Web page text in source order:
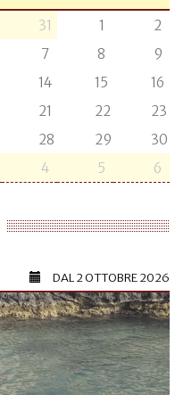
31 1
2
7 8
9
14 15
16
21 22
23
28 29
30
4 5 6
DAL2 OTTOBRE 2026